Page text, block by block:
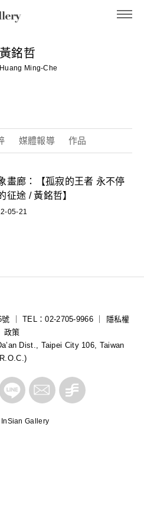
黃銘哲
Huang Ming-Che
媒體報導 作品
畫廊：【孤寂的王者 永不停
征途 / 黃銘哲】
05-21
｜ TEL：02-2705-9966 ｜ 隱私權
政策
Dist., Taipei City 106, Taiwan
Gallery